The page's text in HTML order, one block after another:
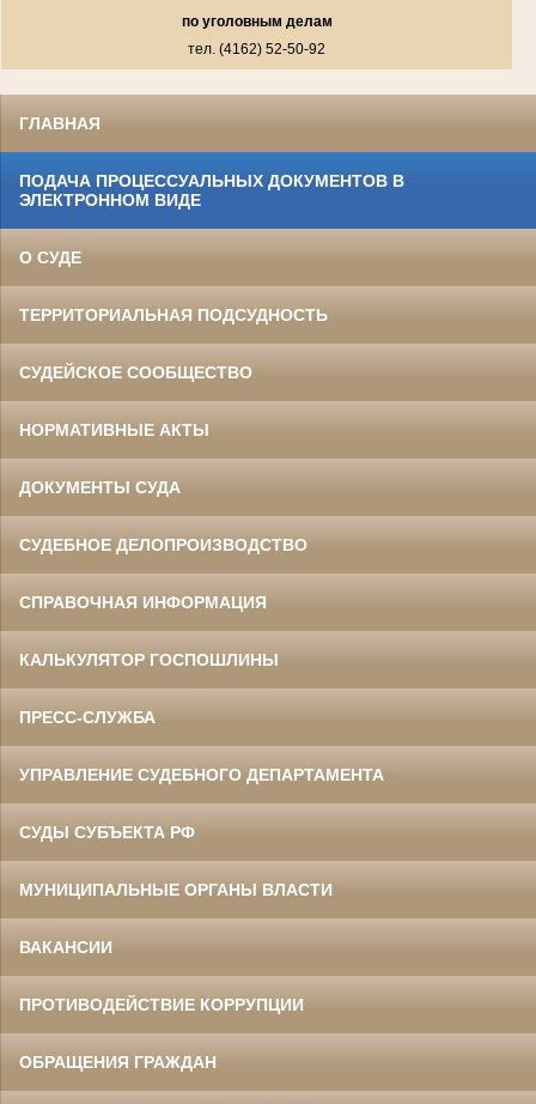
по уголовным делам
тел. (4162) 52-50-92
ГЛАВНАЯ
ПОДАЧА ПРОЦЕССУАЛЬНЫХ ДОКУМЕНТОВ В
ЭЛЕКТРОННОМ ВИДЕ
О СУДЕ
ТЕРРИТОРИАЛЬНАЯ ПОДСУДНОСТЬ
СУДЕЙСКОЕ СООБЩЕСТВО
НОРМАТИВНЫЕ АКТЫ
ДОКУМЕНТЫ СУДА
СУДЕБНОЕ ДЕЛОПРОИЗВОДСТВО
СПРАВОЧНАЯ ИНФОРМАЦИЯ
КАЛЬКУЛЯТОР ГОСПОШЛИНЫ
ПРЕСС-СЛУЖБА
УПРАВЛЕНИЕ СУДЕБНОГО ДЕПАРТАМЕНТА
СУДЫ СУБЪЕКТА РФ
МУНИЦИПАЛЬНЫЕ ОРГАНЫ ВЛАСТИ
ВАКАНСИИ
ПРОТИВОДЕЙСТВИЕ КОРРУПЦИИ
ОБРАЩЕНИЯ ГРАЖДАН